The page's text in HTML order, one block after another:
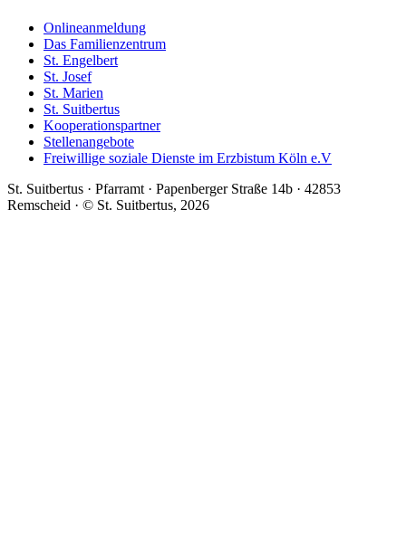
Onlineanmeldung
Das Familienzentrum
St. Engelbert
St. Josef
St. Marien
St. Suitbertus
Kooperationspartner
Stellenangebote
Freiwillige soziale Dienste im Erzbistum Köln e.V
St. Suitbertus · Pfarramt · Papenberger Straße 14b · 42853
Remscheid · © St. Suitbertus, 2026